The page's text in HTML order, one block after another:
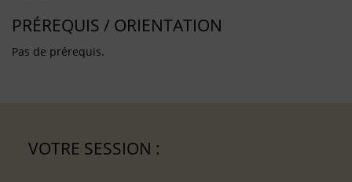
PRÉREQUIS / ORIENTATION
Pas de prérequis.
VOTRE SESSION :